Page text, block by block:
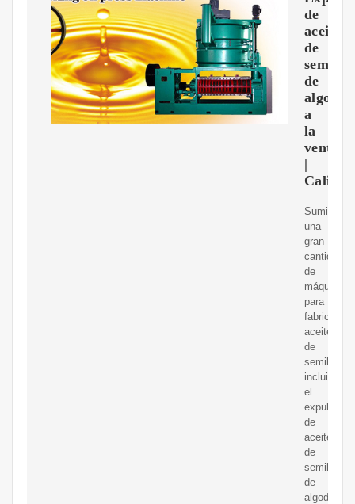
de
aceite
de
semilla
de
algodón
a
la
venta
|
Calidad
una
gran
cantidad
de
máquinas
para
fabricar
aceite
de
semillas,
incluido
el
expulsor
de
aceite
de
semilla
de
algodón